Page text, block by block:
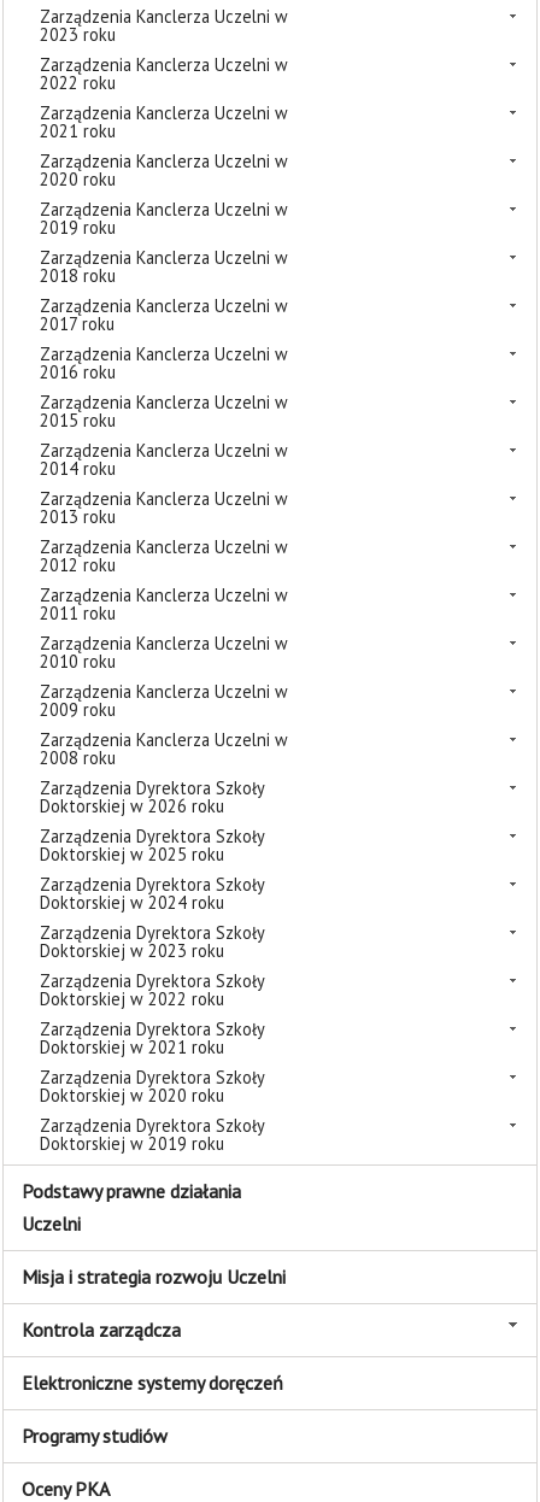
Zarządzenia Kanclerza Uczelni w
2023 roku
Zarządzenia Kanclerza Uczelni w
2022 roku
Zarządzenia Kanclerza Uczelni w
2021 roku
Zarządzenia Kanclerza Uczelni w
2020 roku
Zarządzenia Kanclerza Uczelni w
2019 roku
Zarządzenia Kanclerza Uczelni w
2018 roku
Zarządzenia Kanclerza Uczelni w
2017 roku
Zarządzenia Kanclerza Uczelni w
2016 roku
Zarządzenia Kanclerza Uczelni w
2015 roku
Zarządzenia Kanclerza Uczelni w
2014 roku
Zarządzenia Kanclerza Uczelni w
2013 roku
Zarządzenia Kanclerza Uczelni w
2012 roku
Zarządzenia Kanclerza Uczelni w
2011 roku
Zarządzenia Kanclerza Uczelni w
2010 roku
Zarządzenia Kanclerza Uczelni w
2009 roku
Zarządzenia Kanclerza Uczelni w
2008 roku
Zarządzenia Dyrektora Szkoły
Doktorskiej w 2026 roku
Zarządzenia Dyrektora Szkoły
Doktorskiej w 2025 roku
Zarządzenia Dyrektora Szkoły
Doktorskiej w 2024 roku
Zarządzenia Dyrektora Szkoły
Doktorskiej w 2023 roku
Zarządzenia Dyrektora Szkoły
Doktorskiej w 2022 roku
Zarządzenia Dyrektora Szkoły
Doktorskiej w 2021 roku
Zarządzenia Dyrektora Szkoły
Doktorskiej w 2020 roku
Zarządzenia Dyrektora Szkoły
Doktorskiej w 2019 roku
Podstawy prawne działania
Uczelni
Misja i strategia rozwoju Uczelni
Kontrola zarządcza
Elektroniczne systemy doręczeń
Programy studiów
Oceny PKA